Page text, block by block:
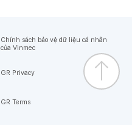
Chính sách bảo vệ dữ liệu cá nhân
của Vinmec
GR Privacy
GR Terms